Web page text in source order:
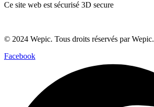
Ce site web est sécurisé 3D secure
© 2024 Wepic. Tous droits réservés par Wepic.
Facebook